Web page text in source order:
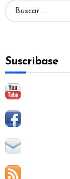
B
u
r
:
Suscribase